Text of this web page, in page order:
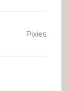
Pixies